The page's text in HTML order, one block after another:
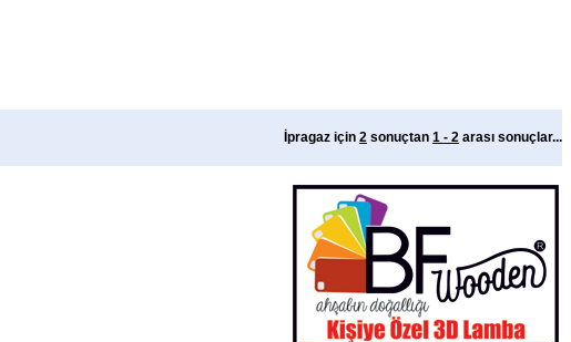
İpragaz için 2 sonuçtan 1 - 2 arası sonuçlar...